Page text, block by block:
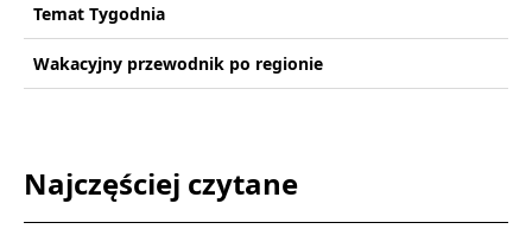
Temat Tygodnia
Wakacyjny przewodnik po regionie
Najczęściej czytane